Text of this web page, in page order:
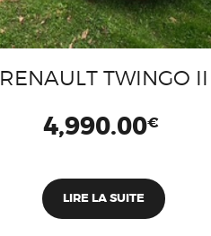
RENAULT TWINGO II
4,990.00€
LIRE LA SUITE